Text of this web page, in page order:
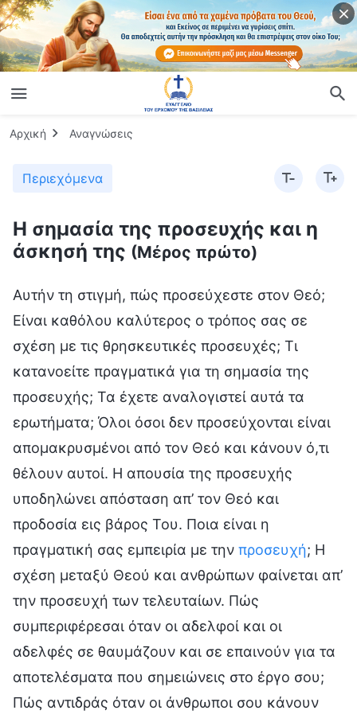
Αρχική Αναγνώσεις
Περιεχόμενα
Η σημασία της προσευχής και η
άσκησή της (Μέρος πρώτο)
Αυτήν τη στιγμή, πώς προσεύχεστε στον Θεό;
Είναι καθόλου καλύτερος ο τρόπος σας σε
σχέση με τις θρησκευτικές προσευχές; Τι
κατανοείτε πραγματικά για τη σημασία της
προσευχής; Τα έχετε αναλογιστεί αυτά τα
ερωτήματα; Όλοι όσοι δεν προσεύχονται είναι
απομακρυσμένοι από τον Θεό και κάνουν ό,τι
θέλουν αυτοί. Η απουσία της προσευχής
υποδηλώνει απόσταση απ’ τον Θεό και
προδοσία εις βάρος Του. Ποια είναι η
πραγματική σας εμπειρία με την προσευχή; Η
σχέση μεταξύ Θεού και ανθρώπων φαίνεται απ’
την προσευχή των τελευταίων. Πώς
συμπεριφέρεσαι όταν οι αδελφοί και οι
αδελφές σε θαυμάζουν και σε επαινούν για τα
αποτελέσματα που σημειώνεις στο έργο σου;
Πώς αντιδράς όταν οι άνθρωποι σου κάνουν